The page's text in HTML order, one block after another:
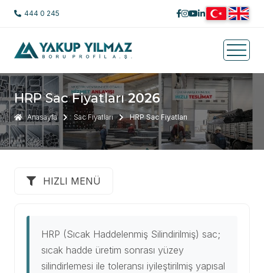
444 0 245
HRP Sac Fiyatları2026
Anasayfa Sac Fiyatları HRP Sac Fiyatları
HIZLI MENÜ
HRP (Sıcak Haddelenmiş Silindirilmiş) sac;
sıcak hadde üretim sonrası yüzey
silindirlemesi ile toleransı iyileştirilmiş yapısal